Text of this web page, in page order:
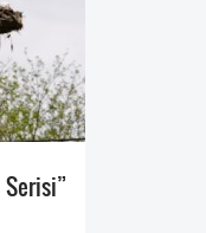
Serisi”